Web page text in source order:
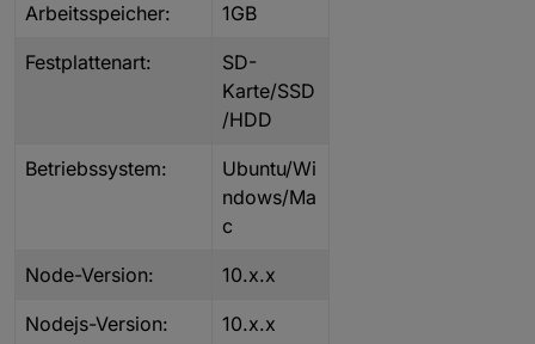
Arbeitsspeicher: 1GB
Festplattenart:
SD-
Karte/SSD
/HDD
Betriebssystem:
Ubuntu/Wi
ndows/Ma
c
Node-Version: 10.x.x
Nodejs-Version: 10.x.x